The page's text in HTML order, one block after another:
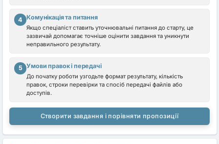
4 Комунікація та питання
Якщо спеціаліст ставить уточнювальні питання до старту, це
зазвичай допомагає точніше оцінити завдання та уникнути
неправильного результату.
5 Умови правок і передачі
До початку роботи узгодьте формат результату, кількість
правок, строки перевірки та спосіб передачі файлів або
доступів.
Створити завдання і порівняти пропозиції